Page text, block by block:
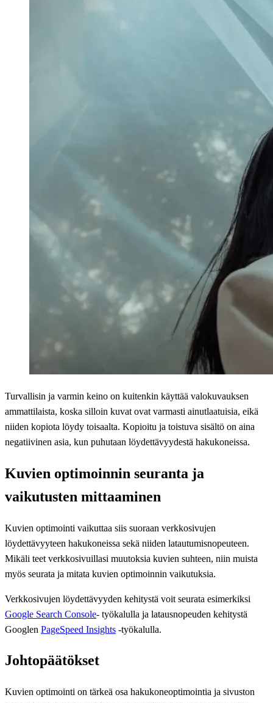
Turvallisin ja varmin keino on kuitenkin käyttää valokuvauksen
ammattilaista, koska silloin kuvat ovat varmasti ainutlaatuisia, eikä
niiden kopiota löydy toisaalta. Kopioitu ja toistuva sisältö on aina
negatiivinen asia, kun puhutaan löydettävyydestä hakukoneissa.
Kuvien optimoinnin seuranta ja
vaikutusten mittaaminen
Kuvien optimointi vaikuttaa siis suoraan verkkosivujen
löydettävyyteen hakukoneissa sekä niiden latautumisnopeuteen.
Mikäli teet verkkosivuillasi muutoksia kuvien suhteen, niin muista
myös seurata ja mitata kuvien optimoinnin vaikutuksia.
Verkkosivujen löydettävyyden kehitystä voit seurata esimerkiksi
Google Search Console- työkalulla ja latausnopeuden kehitystä
Googlen PageSpeed Insights -työkalulla.
Johtopäätökset
Kuvien optimointi on tärkeä osa hakukoneoptimointia ja sivuston